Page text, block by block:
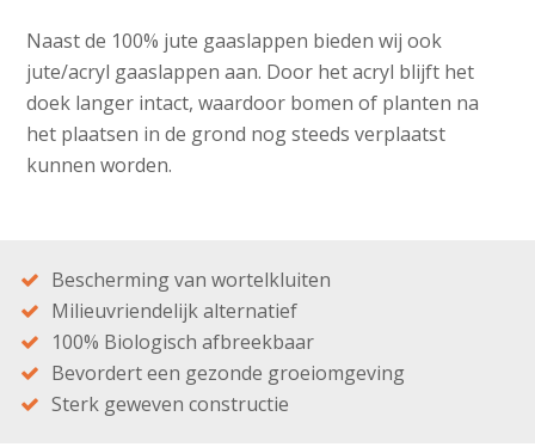
Naast de 100% jute gaaslappen bieden wij ook
jute/acryl gaaslappen aan. Door het acryl blijft het
doek langer intact, waardoor bomen of planten na
het plaatsen in de grond nog steeds verplaatst
kunnen worden.
Bescherming van wortelkluiten
Milieuvriendelijk alternatief
100% Biologisch afbreekbaar
Bevordert een gezonde groeiomgeving
Sterk geweven constructie